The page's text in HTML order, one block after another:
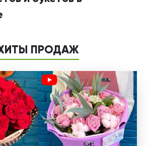
ПРОДАЖ